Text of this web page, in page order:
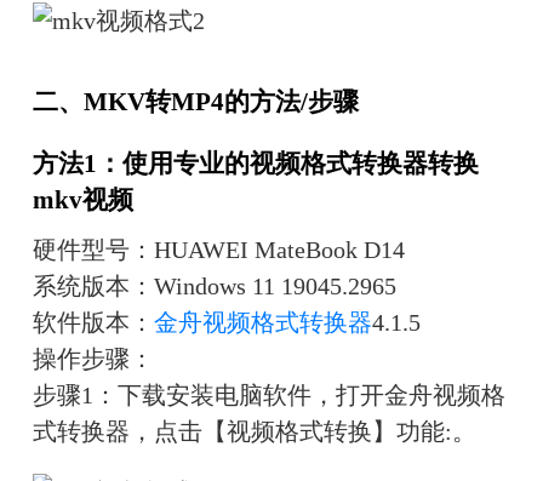
二、MKV转MP4的方法/步骤
方法1：使用专业的视频格式转换器转换
mkv视频
硬件型号：HUAWEI MateBook D14
系统版本：Windows 11 19045.2965
软件版本： 金舟视频格式转换器4.1.5
操作步骤：
步骤1：下载安装电脑软件，打开金舟视频格
式转换器，点击【视频格式转换】功能:。